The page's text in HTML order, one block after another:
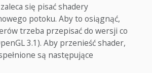
się pisać shadery
potoku. Aby to osiągnąć,
trzeba przepisać do wersji co
3.1). Aby przenieść shader,
są następujące